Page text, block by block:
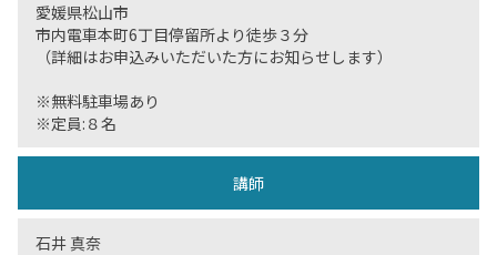
愛媛県松山市
市内電車本町6丁目停留所より徒歩３分
（詳細はお申込みいただいた方にお知らせします）
※無料駐車場あり
※定員:８名
講師
石井 真奈